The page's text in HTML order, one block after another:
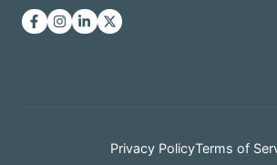
Privacy PolicyTerms of